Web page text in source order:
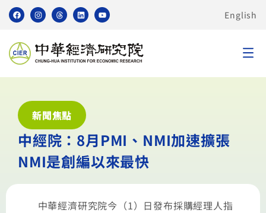
English
新聞焦點
中經院：8月PMI、NMI加速擴張
NMI是創編以來最快
中華經濟研究院今（1）日發布採購經理人指